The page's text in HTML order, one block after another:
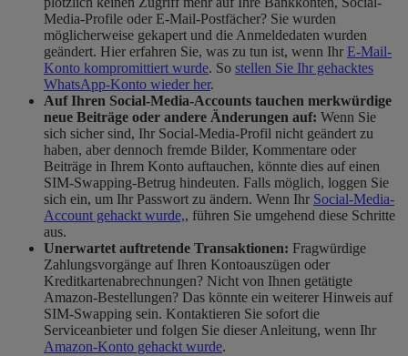
Media-Profile oder E-Mail-Postfächer? Sie wurden
möglicherweise gekapert und die Anmeldedaten wurden
geändert. Hier erfahren Sie, was zu tun ist, wenn Ihr E-Mail-
Konto kompromittiert wurde. So stellen Sie Ihr gehacktes
WhatsApp-Konto wieder her.
Auf Ihren Social-Media-Accounts tauchen merkwürdige
neue Beiträge oder andere Änderungen auf: Wenn Sie
sich sicher sind, Ihr Social-Media-Profil nicht geändert zu
haben, aber dennoch fremde Bilder, Kommentare oder
Beiträge in Ihrem Konto auftauchen, könnte dies auf einen
SIM-Swapping-Betrug hindeuten. Falls möglich, loggen Sie
sich ein, um Ihr Passwort zu ändern. Wenn Ihr Social-Media-
Account gehackt wurde,, führen Sie umgehend diese Schritte
aus.
Unerwartet auftretende Transaktionen: Fragwürdige
Zahlungsvorgänge auf Ihren Kontoauszügen oder
Kreditkartenabrechnungen? Nicht von Ihnen getätigte
Amazon-Bestellungen? Das könnte ein weiterer Hinweis auf
SIM-Swapping sein. Kontaktieren Sie sofort die
Serviceanbieter und folgen Sie dieser Anleitung, wenn Ihr
Amazon-Konto gehackt wurde.